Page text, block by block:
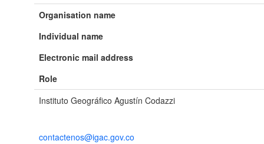
Organisation name
Individual name
Electronic mail address
Role
Instituto Geográfico Agustín Codazzi
contactenos@igac.gov.co